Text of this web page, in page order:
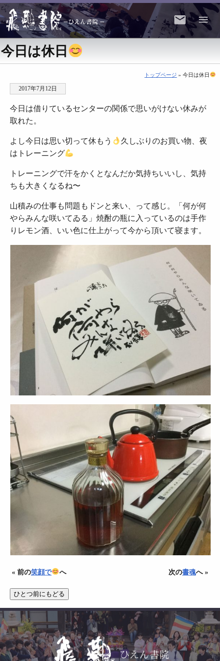
今日は休日
トップページ » 今日は休日
2017年7月12日
今日は借りているセンターの関係で思いがけない休みが
取れた。
よし今日は思い切って休もう
久しぶりのお買い物、夜
はトレーニング
トレーニングで汗をかくとなんだか気持ちいいし、気持
ちも大きくなるね〜
山積みの仕事も問題もドンと来い、って感じ。「何が何
やらみんな咲いてゐる」焼酎の瓶に入っているのは手作
りレモン酒、いい色に仕上がって今から頂いて寝ます。
« 前の笑顔で へ 次の書魂へ »